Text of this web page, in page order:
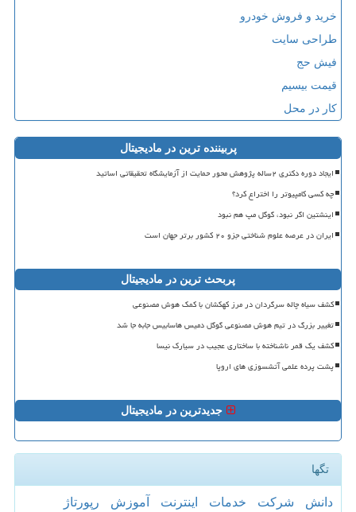
خرید و فروش خودرو
طراحی سایت
فیش حج
قیمت بیسیم
کار در محل
پربیننده ترین در مادیجیتال
ایجاد دوره دکتری ۲ساله پژوهش محور حمایت از آزمایشگاه تحقیقاتی اساتید
چه کسی کامپیوتر را اختراع کرد؟
اینشتین اگر نبود، گوگل مپ هم نبود
ایران در عرصه علوم شناختی جزو ۲۰ کشور برتر جهان است
پربحث ترین در مادیجیتال
کشف سیاه چاله سرگردان در مرز کهکشان با کمک هوش مصنوعی
تغییر بزرگ در تیم هوش مصنوعی گوگل دمیس هاسابیس جابه جا شد
کشف یک قمر ناشناخته با ساختاری عجیب در سیارک نیسا
پشت پرده علمی آتشسوزی های اروپا
جدیدترین در مادیجیتال
تگها
دانش شركت خدمات اینترنت آموزش رپورتاژ